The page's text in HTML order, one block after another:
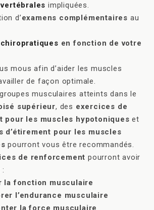
impliquées.
d’examens complémentaires au
en fonction de votre
mous afin d’aider les muscles
de façon optimale.
musculaires atteints dans le
supérieur, des exercices de
pour les muscles hypotoniques et
d’étirement pour les muscles
pourront vous être recommandés.
de renforcement pourront avoir
la fonction musculaire
l’endurance musculaire
la force musculaire